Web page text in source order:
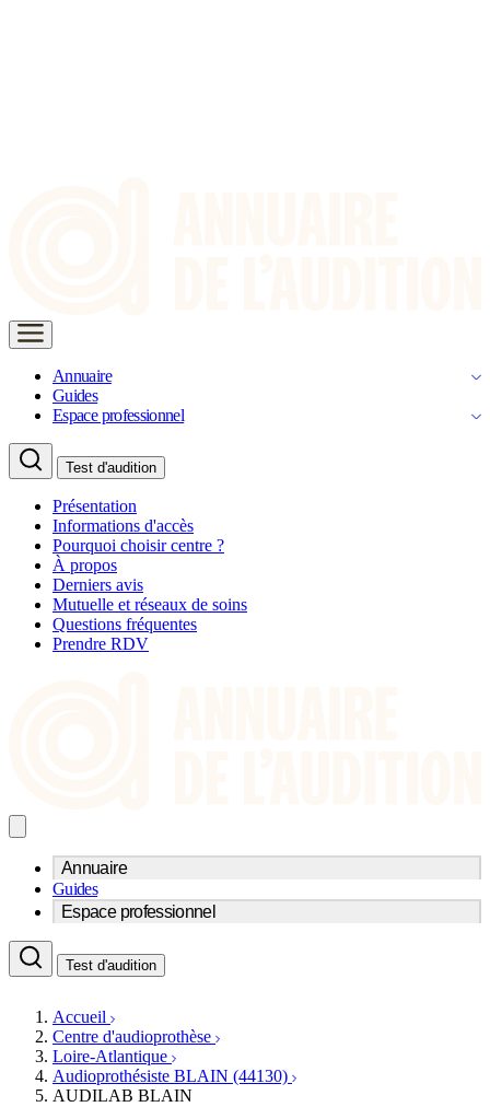
Annuaire
Guides
Espace professionnel
Test d'audition
Présentation
Informations d'accès
Pourquoi choisir centre ?
À propos
Derniers avis
Mutuelle et réseaux de soins
Questions fréquentes
Prendre RDV
Annuaire
Trouvez un professionnel de l'audition
Centre d'audioprothèse
Médecins ORL & Phoniatres
Écoles spécialisées
Fournisseurs
Associations
Guides
Espace professionnel
Acteurs et services
Fournisseurs
Services ORL
Orthophonistes
Formations et écoles
Organismes / Syndicats
Produits
Test d'audition
Accueil
Centre d'audioprothèse
Loire-Atlantique
Audioprothésiste BLAIN (44130)
AUDILAB BLAIN